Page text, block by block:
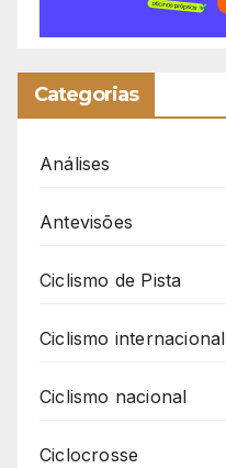
Categorias
Análises
Antevisões
Ciclismo de Pista
Ciclismo internacional
Ciclismo nacional
Ciclocrosse